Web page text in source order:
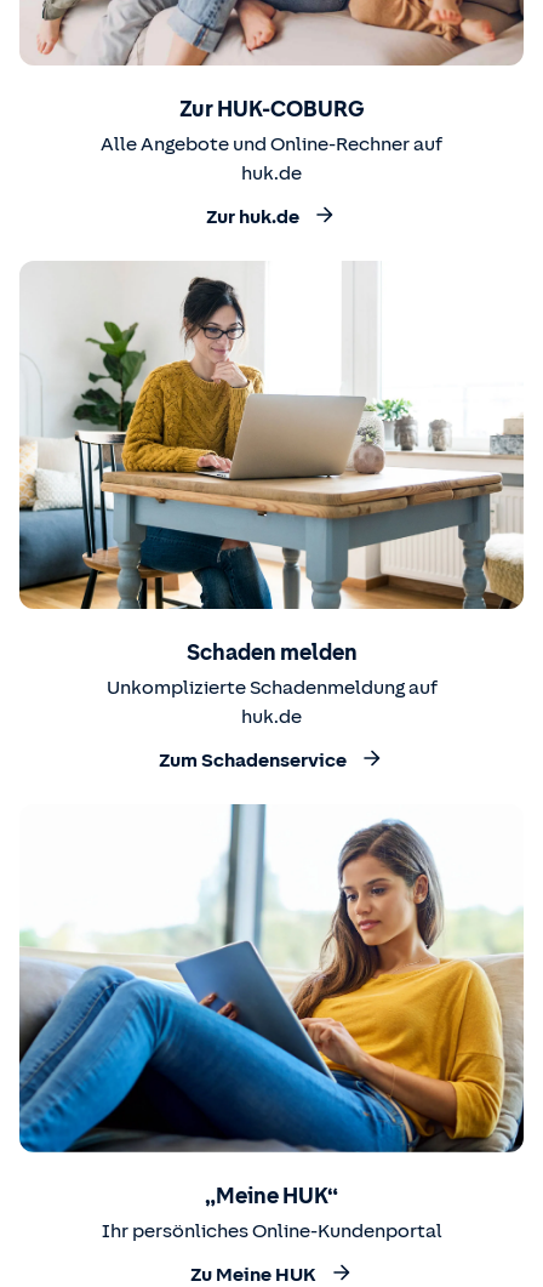
Zur HUK-COBURG
Alle Angebote und Online-Rechner auf
huk.de
Zur huk.de
Schaden melden
Unkomplizierte Schadenmeldung auf
huk.de
Zum Schadenservice
„Meine HUK“
Ihr persönliches Online-Kundenportal
Zu Meine HUK